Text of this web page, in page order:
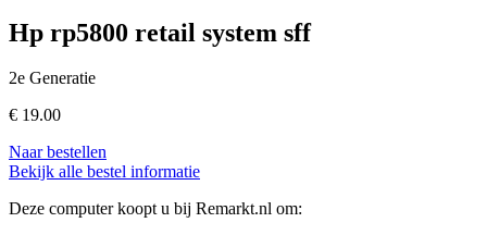
Hp rp5800 retail system sff
2e Generatie
€ 19.00
Naar bestellen
Bekijk alle bestel informatie
Deze computer koopt u bij Remarkt.nl om: